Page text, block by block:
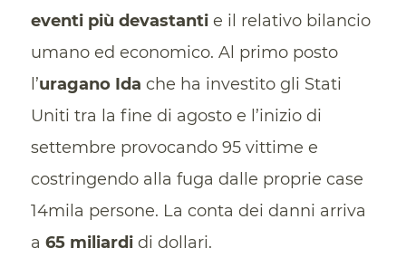
eventi più devastantie il relativo bilancio
umano ed economico. Al primo posto
l’uragano Ida che ha investito gli Stati
Uniti tra la fine di agosto e l’inizio di
settembre provocando 95 vittime e
costringendo alla fuga dalle proprie case
14mila persone. La conta dei danni arriva
a 65 miliardidi dollari.